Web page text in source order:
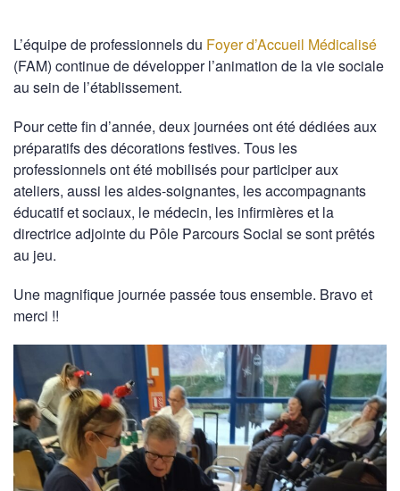
L’équipe de professionnels du Foyer d’Accueil Médicalisé
(FAM) continue de développer l’animation de la vie sociale
au sein de l’établissement.
Pour cette fin d’année, deux journées ont été dédiées aux
préparatifs des décorations festives. Tous les
professionnels ont été mobilisés pour participer aux
ateliers, aussi les aides-soignantes, les accompagnants
éducatif et sociaux, le médecin, les infirmières et la
directrice adjointe du Pôle Parcours Social se sont prêtés
au jeu.
Une magnifique journée passée tous ensemble. Bravo et
merci !!